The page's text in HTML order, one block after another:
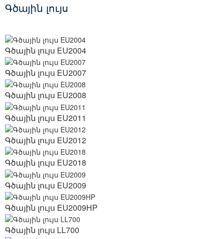
Գծային լույս
Գծային լույս EU2004
Գծային լույս EU2007
Գծային լույս EU2008
Գծային լույս EU2011
Գծային լույս EU2012
Գծային լույս EU2018
Գծային լույս EU2009
Գծային լույս EU2009HP
Գծային լույս LL700